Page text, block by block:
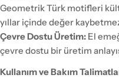
Geometrik Türk motifleri
yıllar içinde değer
Çevre Dostu Üretim: El
çevre dostu bir üretim
Kullanım ve Bakım